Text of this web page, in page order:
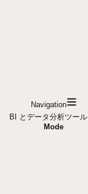
Navigation
BI とデータ分析ツール
Mode